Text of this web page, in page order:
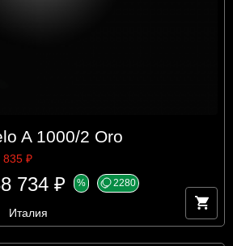
A 1000/2 Oro
835 ₽
734 ₽ % 2280
Италия